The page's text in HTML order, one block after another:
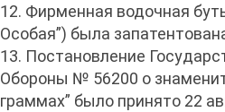
12. Фирменная водочная
Особая”) была
13. Постановление
Обороны № 56200 о
граммах” было принято 22